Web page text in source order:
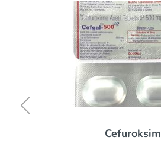
Cefuroksim